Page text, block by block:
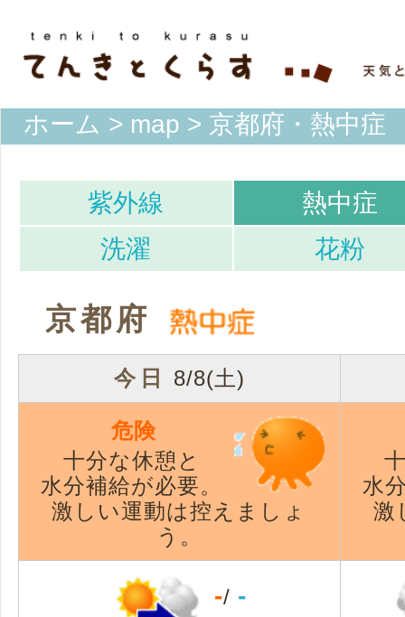
ホーム > map > 京都府・熱中症
紫外線
熱中症
洗濯
花粉
京都府
今日 8/8(土)
危険
十分な休憩と
水分補給が必要。
激しい運動は控えましょ
う。
水
激
-/ -